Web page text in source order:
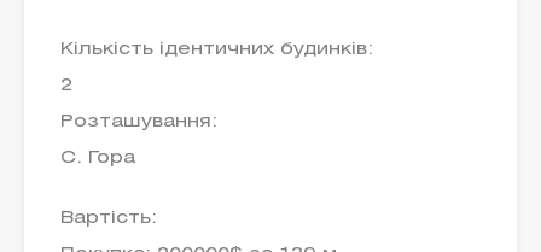
Кількість ідентичних будинків:
2
Розташування:
С. Гора
Вартість: